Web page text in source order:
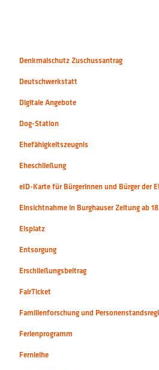
Denkmalschutz Zuschussantrag
Deutschwerkstatt
Digitale Angebote
Dog-Station
Ehefähigkeitszeugnis
Eheschließung
eID-Karte für Bürgerinnen und Bürger der
Einsichtnahme in Burghauser Zeitung ab
Eisplatz
Entsorgung
Erschließungsbeitrag
FairTicket
Familienforschung und
Ferienprogramm
Fernleihe